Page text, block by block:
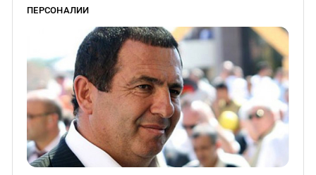
ПЕРСОНАЛИИ